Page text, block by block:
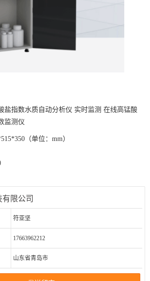
盐指数水质自动分析仪 实时监测 在线高锰酸
监测仪
（单位：mm）
限公司
符亚坚
17663962212
山东省青岛市